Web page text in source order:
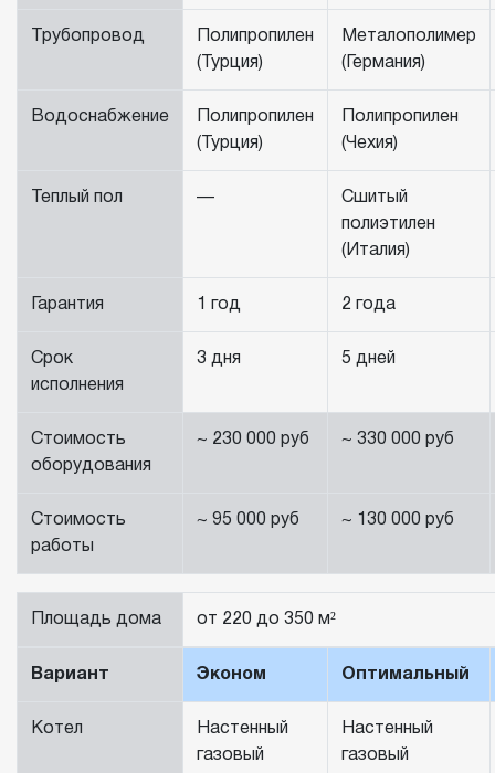
Трубопровод
Полипропилен
(Турция)
Металополимер
(Германия)
Водоснабжение
Полипропилен
(Турция)
Полипропилен
(Чехия)
Теплый пол —
Сшитый
полиэтилен
(Италия)
Гарантия 1 год 2 года
Срок
исполнения
3 дня 5 дней
Стоимость
оборудования
~ 230 000 руб ~ 330 000 руб
Стоимость
работы
~ 95 000 руб ~ 130 000 руб
Площадь дома от 220 до 350 м²
Вариант Эконом Оптимальный
Котел
Настенный
газовый
Настенный
газовый